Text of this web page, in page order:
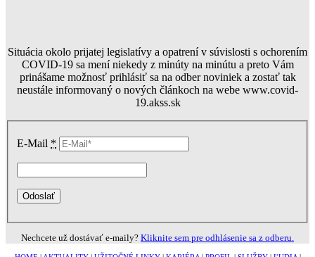
Situácia okolo prijatej legislatívy a opatrení v súvislosti s ochorením
COVID-19 sa mení niekedy z minúty na minútu a preto Vám
prinášame možnosť prihlásiť sa na odber noviniek a zostať tak
neustále informovaný o nových článkoch na webe www.covid-
19.akss.sk
E-Mail *
Nechcete už dostávať e-maily? Kliknite sem pre odhlásenie sa z odberu.